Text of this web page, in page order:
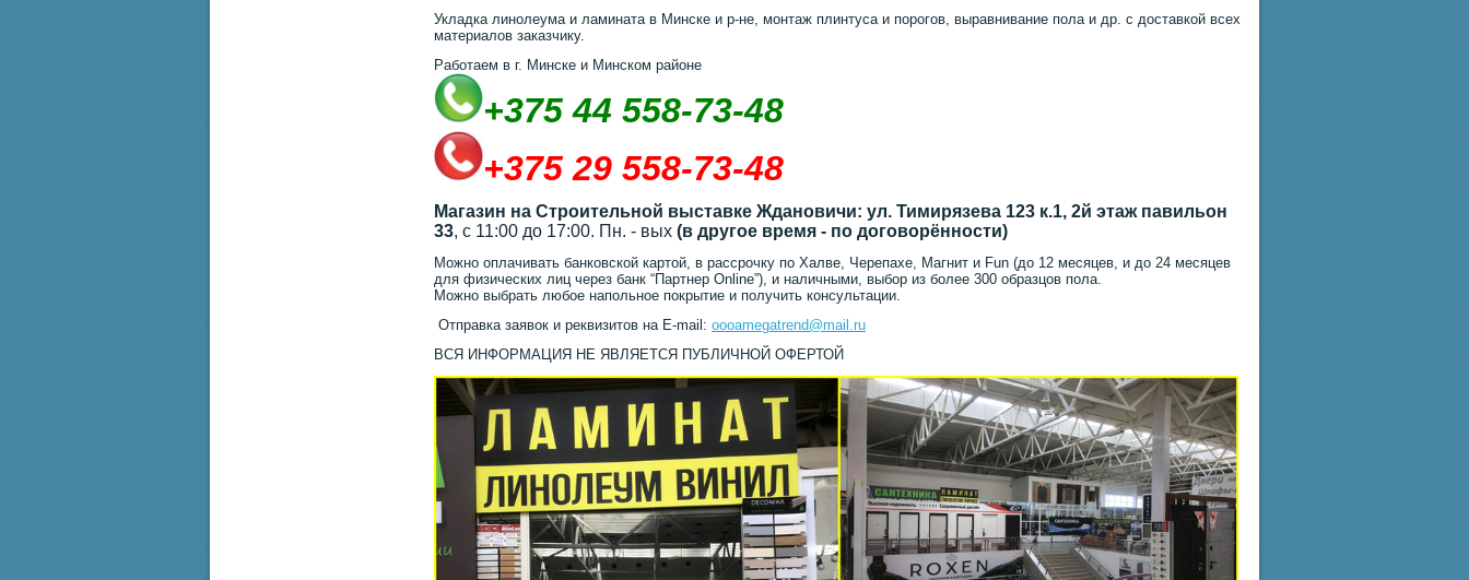
Укладка линолеума и ламината в Минске и р-не, монтаж плинтуса и порогов, выравнивание пола и др. с доставкой всех
материалов заказчику.
Работаем в г. Минске и Минском районе
+375 44 558-73-48
+375 29 558-73-48
Магазин на Строительной выставке Ждановичи: ул. Тимирязева 123 к.1, 2й этаж павильон
33, с 11:00 до 17:00. Пн. - вых (в другое время - по договорённости)
Можно оплачивать банковской картой, в рассрочку по Халве, Черепахе, Магнит и Fun (до 12 месяцев, и до 24 месяцев
для физических лиц через банк “Партнер Online”), и наличными, выбор из более 300 образцов пола.
Можно выбрать любое напольное покрытие и получить консультации.
Отправка заявок и реквизитов на E-mail: oooamegatrend@mail.ru
ВСЯ ИНФОРМАЦИЯ НЕ ЯВЛЯЕТСЯ ПУБЛИЧНОЙ ОФЕРТОЙ